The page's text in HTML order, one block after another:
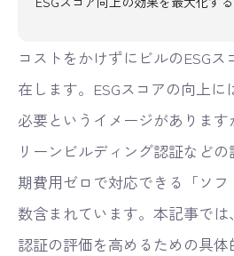
コストをかけずにビルのESG
在します。ESGスコアの向上
必要というイメージがあります
リーンビルディング認証など
期費用ゼロで対応できる「ソ
数含まれています。本記事では
認証の評価を高めるための具体